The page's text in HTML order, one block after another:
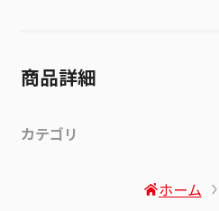
商品詳細
カテゴリ
ホーム